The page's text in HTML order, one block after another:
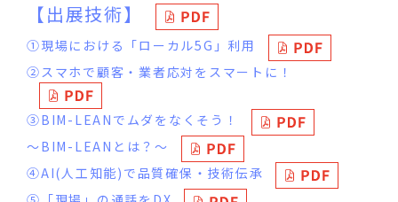
【出展技術】
①現場における「ローカル5G」利用
②スマホで顧客・業者応対をスマートに！
③BIM-LEANでムダをなくそう！
～BIM-LEANとは？～
④AI(人工知能)で品質確保・技術伝承